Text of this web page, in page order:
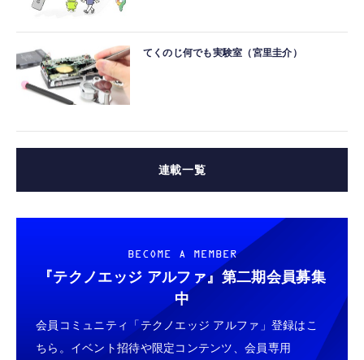
てくのじ何でも実験室（宮里圭介）
連載一覧
BECOME A MEMBER
『テクノエッジ アルファ』 第二期会員募集
中
会員コミュニティ「テクノエッジ アルファ」登録はこ
ちら。イベント招待や限定コンテンツ、会員専用